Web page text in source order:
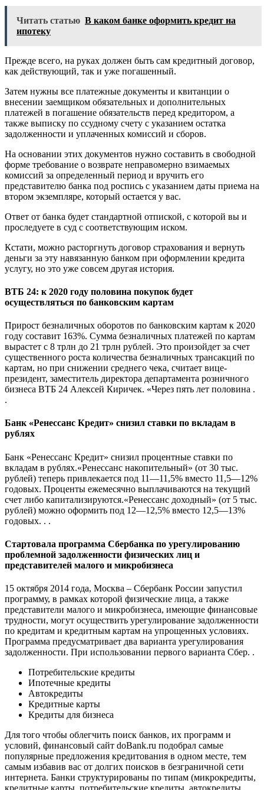
Читать статью В каком банке оформить кредит на
ипотеку
Прежде всего, на руках должен быть сам кредитный договор,
как действующий, так и уже погашенный.
Затем нужны все платежные документы и квитанции о
внесении заемщиком обязательных и дополнительных
платежей в погашение обязательств перед кредитором, а
также выписку по ссудному счету с указанием остатка
задолженности и уплаченных комиссий и сборов.
На основании этих документов нужно составить в свободной
форме требование о возврате неправомерно взимаемых
комиссий за определенный период и вручить его
представителю банка под роспись с указанием даты приема на
втором экземпляре, который остается у вас.
Ответ от банка будет стандартной отпиской, с которой вы и
проследуете в суд с соответствующим иском.
Кстати, можно расторгнуть договор страхования и вернуть
деньги за эту навязанную банком при оформлении кредита
услугу, но это уже совсем другая история.
ВТБ 24: к 2020 году половина покупок будет
осуществляться по банковским картам
Прирост безналичных оборотов по банковским картам к 2020
году составит 163%. Сумма безналичных платежей по картам
вырастет с 8 трлн до 21 трлн рублей. Это произойдет за счет
существенного роста количества безналичных трансакций по
картам, но при снижении среднего чека, считает вице-
президент, заместитель директора департамента розничного
бизнеса ВТБ 24 Алексей Киричек. «Через пять лет половина .
.
Банк «Ренессанс Кредит» снизил ставки по вкладам в
рублях
Банк «Ренессанс Кредит» снизил процентные ставки по
вкладам в рублях.«Ренессанс накопительный» (от 30 тыс.
рублей) теперь привлекается под 11—11,5% вместо 11,5—12%
годовых. Проценты ежемесячно выплачиваются на текущий
счет либо капитализируются.«Ренессанс доходный» (от 5 тыс.
рублей) можно оформить под 12—12,5% вместо 12,5—13%
годовых. . .
Стартовала программа Сбербанка по урегулированию
проблемной задолженности физических лиц и
представителей малого и микробизнеса
15 октября 2014 года, Москва – Сбербанк России запустил
программу, в рамках которой физические лица, а также
представители малого и микробизнеса, имеющие финансовые
трудности, могут осуществить урегулирование задолженности
по кредитам и кредитным картам на упрощенных условиях.
Программа предусматривает два варианта урегулирования
задолженности. При использовании первого варианта Сбер. .
Потребительские кредиты
Ипотечные кредиты
Автокредиты
Кредитные карты
Кредиты для бизнеса
Для того чтобы облегчить поиск банков, их программ и
условий, финансовый сайт doBank.ru подобрал самые
популярные предложения кредитования в одном месте, тем
самым избавив вас от долгих поисков в безграничной сети
интернета. Банки структурированы по типам (микрокредиты,